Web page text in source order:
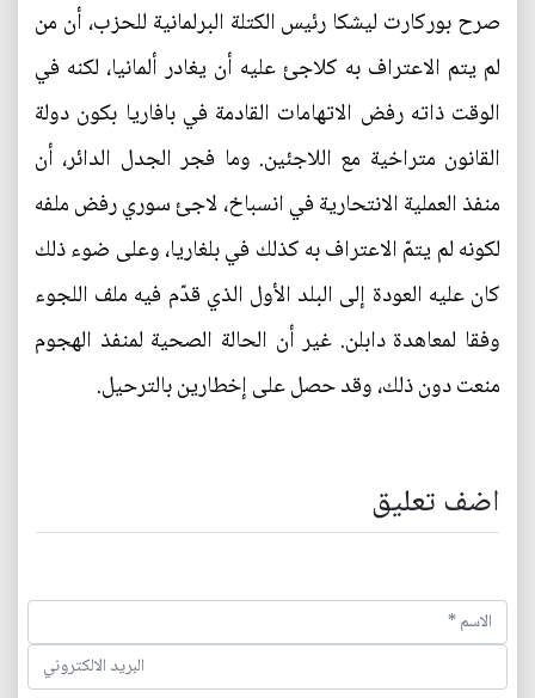
صرح بوركارت ليشكا رئيس الكتلة البرلمانية للحزب، أن من
لم يتم الاعتراف به كلاجئ عليه أن يغادر ألمانيا، لكنه في
الوقت ذاته رفض الاتهامات القادمة في بافاريا بكون دولة
القانون متراخية مع اللاجئين. وما فجر الجدل الدائر، أن
منفذ العملية الانتحارية في انسباخ، لاجئ سوري رفض ملفه
لكونه لم يتمّ الاعتراف به كذلك في بلغاريا، وعلى ضوء ذلك
كان عليه العودة إلى البلد الأول الذي قدّم فيه ملف اللجوء
وفقا لمعاهدة دابلن. غير أن الحالة الصحية لمنفذ الهجوم
منعت دون ذلك، وقد حصل على إخطارين بالترحيل.
اضف تعليق